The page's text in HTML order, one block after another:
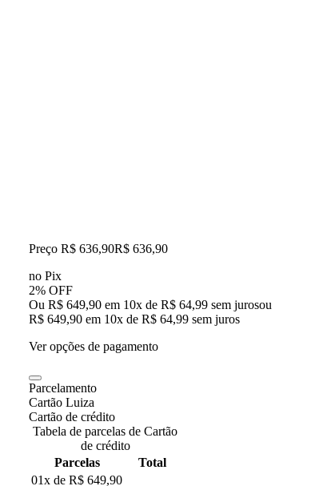
Preço R$ 636,90R$ 636,90
no Pix
2% OFF
Ou R$ 649,90 em 10x de R$ 64,99 sem jurosou
R$ 649,90 em 10x de R$ 64,99 sem juros
Ver opções de pagamento
Parcelamento
Cartão Luiza
Cartão de crédito
Tabela de parcelas de Cartão
de crédito
Parcelas
Total
01x de R$ 649,90